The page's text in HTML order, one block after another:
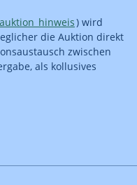
) wird
die Auktion direkt
zwischen
als kollusives